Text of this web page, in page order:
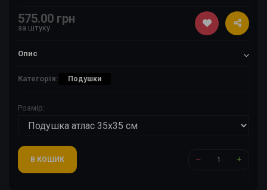
575.00 грн
за штуку
Опис
Категорія: Подушки
Розмір:
В КОШИК